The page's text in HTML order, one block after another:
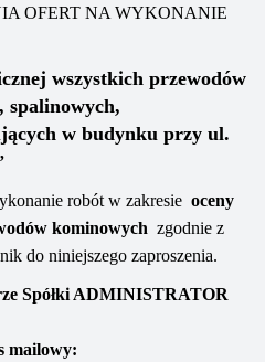
OFERT NA WYKONANIE
wszystkich przewodów
spalinowych,
w budynku przy ul.
robót w zakresie oceny
kominowych zgodnie z
do niniejszego zaproszenia.
Spółki ADMINISTRATOR
mailowy: